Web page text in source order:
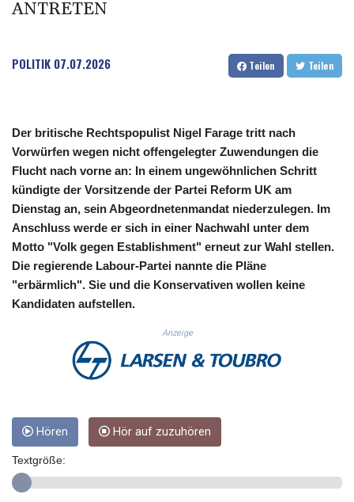
CZK 24.243646
DJF 204.779294
DZD 153.33232
EGP 57.257824
ERN 17.283886
ETB 185.933939
GBP 0.856301
GEL 3.013175
GGP 0.85592
GHS 13.521816
GNF 10116.834102
GTQ 8.789821
HRK 7.53416
HTG 150.622097
IDR 20639.263954
ANTRETEN
POLITIK 07.07.2026 Teilen Teilen
Der britische Rechtspopulist Nigel Farage tritt nach
Vorwürfen wegen nicht offengelegter Zuwendungen die
Flucht nach vorne an: In einem ungewöhnlichen Schritt
kündigte der Vorsitzende der Partei Reform UK am
Dienstag an, sein Abgeordnetenmandat niederzulegen. Im
Anschluss werde er sich in einer Nachwahl unter dem
Motto "Volk gegen Establishment" erneut zur Wahl stellen.
Die regierende Labour-Partei nannte die Pläne
"erbärmlich". Sie und die Konservativen wollen keine
Kandidaten aufstellen.
Anzeige
Hören Hör auf zuzuhören
Textgröße: